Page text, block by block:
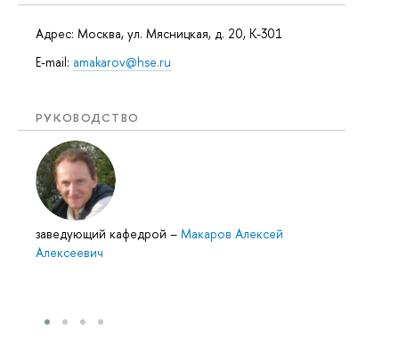
Адрес: Москва, ул. Мясницкая, д. 20, К-301
E-mail: amakarov@hse.ru
РУКОВОДСТВО
заведующий кафедрой – Макаров Алексей
Алексеевич